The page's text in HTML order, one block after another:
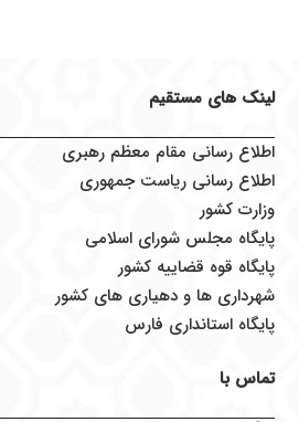
لینک های مستقیم
اطلاع رسانی مقام معظم رهبری
اطلاع رسانی ریاست جمهوری
وزارت کشور
پایگاه مجلس شورای اسلامی
پایگاه قوه قضاییه کشور
شهرداری ها و دهیاری های کشور
پایگاه استانداری فارس
تماس با